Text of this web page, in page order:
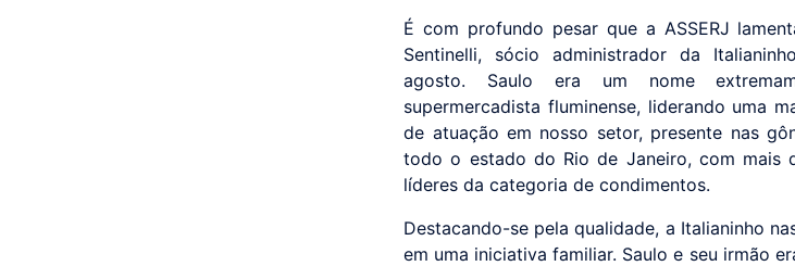
É com profundo pesar que a ASSERJ
Sentinelli, sócio administrador da
agosto. Saulo era um nome
supermercadista fluminense, liderando uma
de atuação em nosso setor, presente nas
todo o estado do Rio de Janeiro, com mais
líderes da categoria de condimentos.
Destacando-se pela qualidade, a Italianinho
em uma iniciativa familiar. Saulo e seu irmão